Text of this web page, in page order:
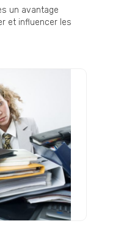
un avantage
et influencer les